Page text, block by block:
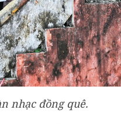
nhạc đồng quê.